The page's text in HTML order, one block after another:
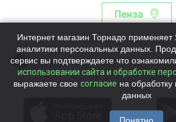
Пенза
Торнадо - интернет-гипермаркет,
выдачу и доставку готовых наборов
Общество с ограниченной
1115837002819, ИНН/КПП
440058, Россия, Пензенская обл., г.
Номер телефона +78003339713
Интернет магазин Торнадо применяет
аналитики персональных данных.
сервис вы подтверждаете что
использовании сайта и обработке
выражаете свое согласие на
данных